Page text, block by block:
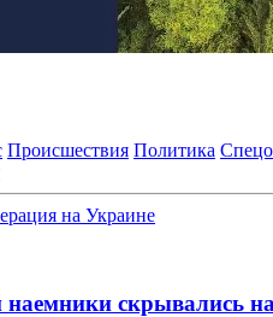
Происшествия Политика
на Украине
наемники скрывались